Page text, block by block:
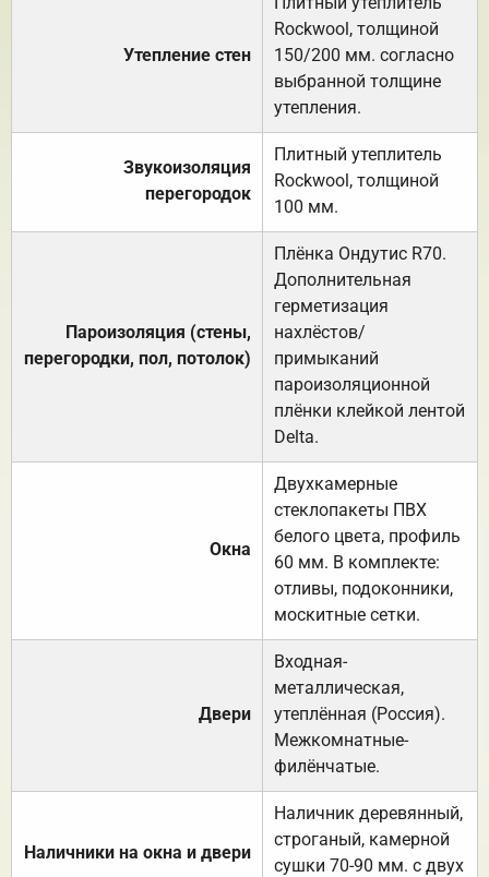
Утепление стен
Rockwool, толщиной
150/200 мм. согласно
выбранной толщине
утепления.
Звукоизоляция
перегородок
Плитный утеплитель
Rockwool, толщиной
100 мм.
Пароизоляция (стены,
перегородки, пол, потолок)
Плёнка Ондутис R70.
Дополнительная
герметизация
нахлёстов/
примыканий
пароизоляционной
плёнки клейкой лентой
Delta.
Окна
Двухкамерные
стеклопакеты ПВХ
белого цвета, профиль
60 мм. В комплекте:
отливы, подоконники,
москитные сетки.
Двери
Входная-
металлическая,
утеплённая (Россия).
Межкомнатные-
филёнчатые.
Наличники на окна и двери
Наличник деревянный,
строганый, камерной
сушки 70-90 мм. с двух